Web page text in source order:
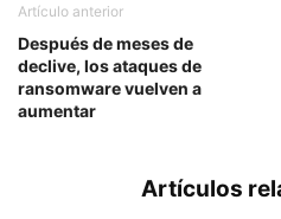
Artículo anterior
Después de meses de
declive, los ataques de
ransomware vuelven a
aumentar
Artículos